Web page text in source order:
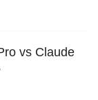
vs Claude